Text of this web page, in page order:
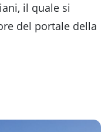
il quale si
del portale della